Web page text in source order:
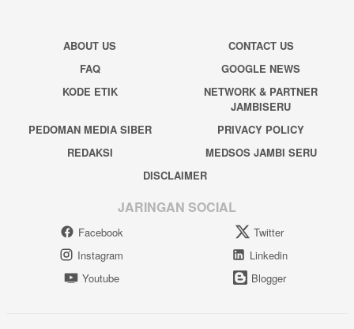
ABOUT US
CONTACT US
FAQ
GOOGLE NEWS
KODE ETIK
NETWORK & PARTNER
JAMBISERU
PEDOMAN MEDIA SIBER
PRIVACY POLICY
REDAKSI
MEDSOS JAMBI SERU
DISCLAIMER
JARINGAN SOCIAL
Facebook
Twitter
Instagram
Linkedin
Youtube
Blogger